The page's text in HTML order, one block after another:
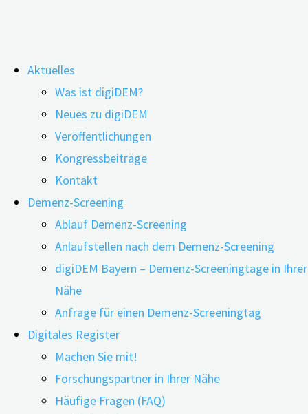
Inhalt
springen
Aktuelles
Was ist digiDEM?
Neues zu digiDEM
Veröffentlichungen
Kongressbeiträge
Kontakt
Demenz-Screening
Ablauf Demenz-Screening
Anlaufstellen nach dem Demenz-Screening
digiDEM Bayern – Demenz-Screeningtage in Ihrer
Nähe
Anfrage für einen Demenz-Screeningtag
Digitales Register
Machen Sie mit!
Forschungspartner in Ihrer Nähe
Häufige Fragen (FAQ)
Wie hängen geistige Fähigkeiten,
Schwerhörigkeit und Gebrechlichkeit
zusammen?
24.11.2020